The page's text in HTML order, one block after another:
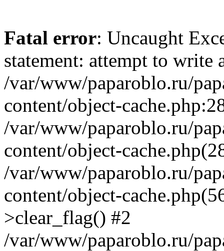
Fatal error: Uncaught
statement: attempt to write
/var/www/paparoblo.ru/
content/object-
/var/www/paparoblo.ru/
content/object-
/var/www/paparoblo.ru/
content/object-
>clear_flag() #2
/var/www/paparoblo.ru/